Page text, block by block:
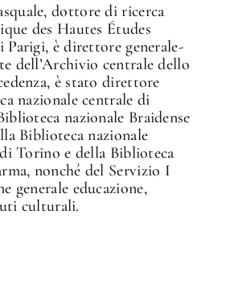
dottore di ricerca
des Hautes Études
Parigi, è direttore generale-
dell’Archivio centrale dello
è stato direttore
nazionale centrale di
nazionale Braidense
Biblioteca nazionale
Torino e della Biblioteca
nonché del Servizio I
generale educazione,
culturali.